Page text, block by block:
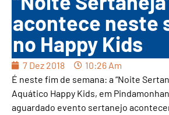
acontece neste
no Happy Kids
7 Dez 2018
10:26 Am
É neste fim de semana: a “Noite
Aquático Happy Kids, em
aguardado evento sertanejo